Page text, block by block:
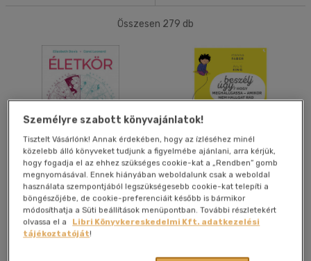
Összesen 279 db
Életkör
Elizabeth Davis-Carol
Leonard
Könyv
Beszélj úgy, hogy
meghallgassa - amikor
nem hallgat rád
Joanna Faber-Julie King
Könyv
Személyre szabott könyvajánlatok!
Tisztelt Vásárlónk! Annak érdekében, hogy az ízléséhez minél
közelebb álló könyveket tudjunk a figyelmébe ajánlani, arra kérjük,
hogy fogadja el az ehhez szükséges cookie-kat a „Rendben” gomb
megnyomásával. Ennek hiányában weboldalunk csak a weboldal
használata szempontjából legszükségesebb cookie-kat telepíti a
böngészőjébe, de cookie-preferenciáit később is bármikor
módosíthatja a Süti beállítások menüpontban. További részletekért
olvassa el a
Libri Könyvkereskedelmi Kft. adatkezelési
tájékoztatóját!